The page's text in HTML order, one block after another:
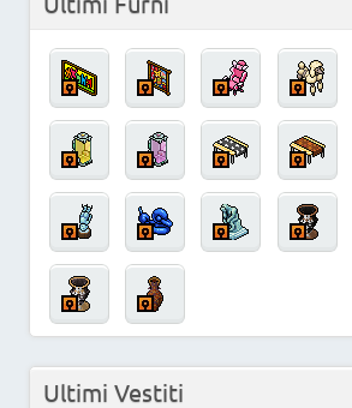
Ultimi Vestiti